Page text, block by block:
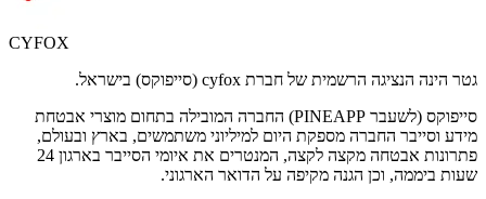
CYFOX
גטר הינה הנציגה הרשמית של חברת cyfox (סייפוקס) בישראל.
סייפוקס (לשעבר PINEAPP) החברה המובילה בתחום מוצרי אבטחת
מידע וסייבר החברה מספקת היום למיליוני משתמשים, בארץ ובעולם,
פתרונות אבטחה מקצה לקצה, המנטרים את איומי הסייבר בארגון 24
שעות ביממה, וכן הגנה מקיפה על הדואר הארגוני.